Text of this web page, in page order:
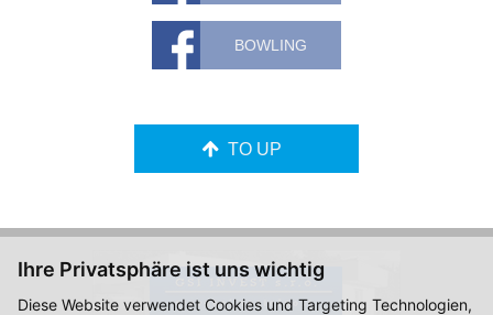
Ihre Privatsphäre ist uns wichtig
Diese Website verwendet Cookies und Targeting Technologien,
BOWLING
TO UP